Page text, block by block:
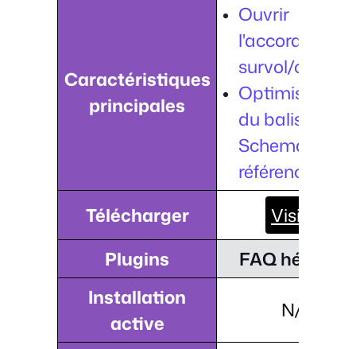
Caractéristiques
principales
Ouvrir
l'accordéon
survol/clic.
Optimisation
du balisage
Schema pour
Télécharger
Visiter
Plugins
FAQ héroïque
Installation
active
N/A